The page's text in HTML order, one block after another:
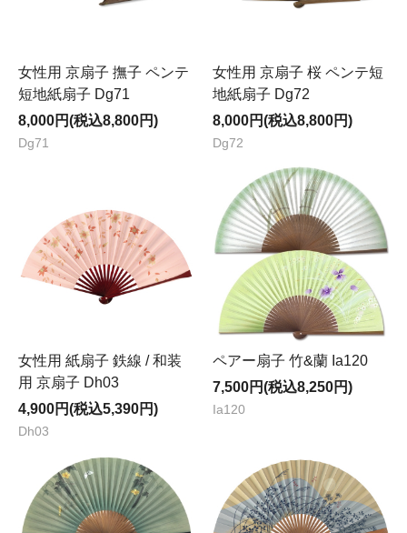
女性用 京扇子 撫子 ペンテ
短地紙扇子 Dg71
8,000円(税込8,800円)
Dg71
女性用 京扇子 桜 ペンテ短
地紙扇子 Dg72
8,000円(税込8,800円)
Dg72
女性用 紙扇子 鉄線 / 和装
用 京扇子 Dh03
4,900円(税込5,390円)
Dh03
ペアー扇子 竹&蘭 Ia120
7,500円(税込8,250円)
Ia120